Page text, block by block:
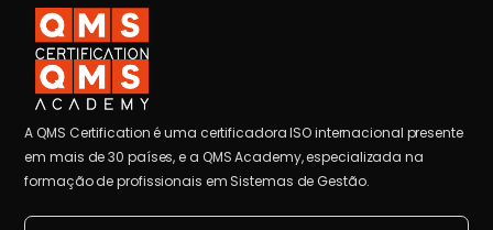
A QMS Certification é uma certificadora ISO internacional presente
em mais de 30 países, e a QMS Academy, especializada na
formação de profissionais em Sistemas de Gestão.